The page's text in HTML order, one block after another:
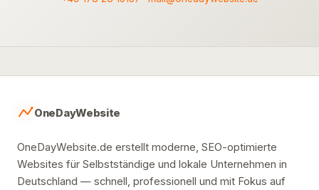
OneDayWebsite
OneDayWebsite.de erstellt moderne, SEO-optimierte
Websites für Selbstständige und lokale Unternehmen in
Deutschland — schnell, professionell und mit Fokus auf